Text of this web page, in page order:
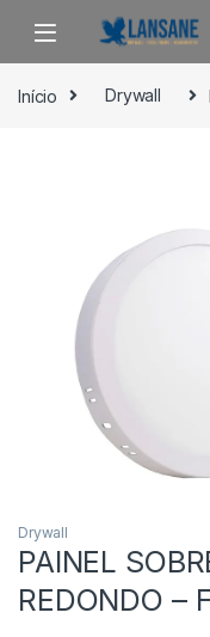
Saltar para navegação
Pular para o conteúdo
Início Drywall
Drywall
PAINEL
REDONDO –